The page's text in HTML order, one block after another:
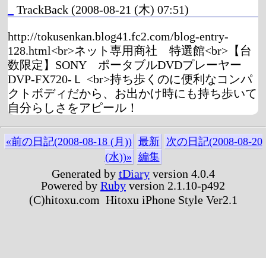
TrackBack (2008-08-21 (木) 07:51)
http://tokusenkan.blog41.fc2.com/blog-entry-
128.html<br>ネット専用商社 特選館<br>【台
数限定】SONY ポータブルDVDプレーヤー
DVP-FX720-Ｌ <br>持ち歩くのに便利なコンパ
クトボディだから、お出かけ時にも持ち歩いて
自分らしさをアピール！
«前の日記(2008-08-18 (月)) 最新
次の日記(2008-08-20
(水))» 編集
Generated by tDiaryversion 4.0.4
Powered by Ruby version 2.1.10-p492